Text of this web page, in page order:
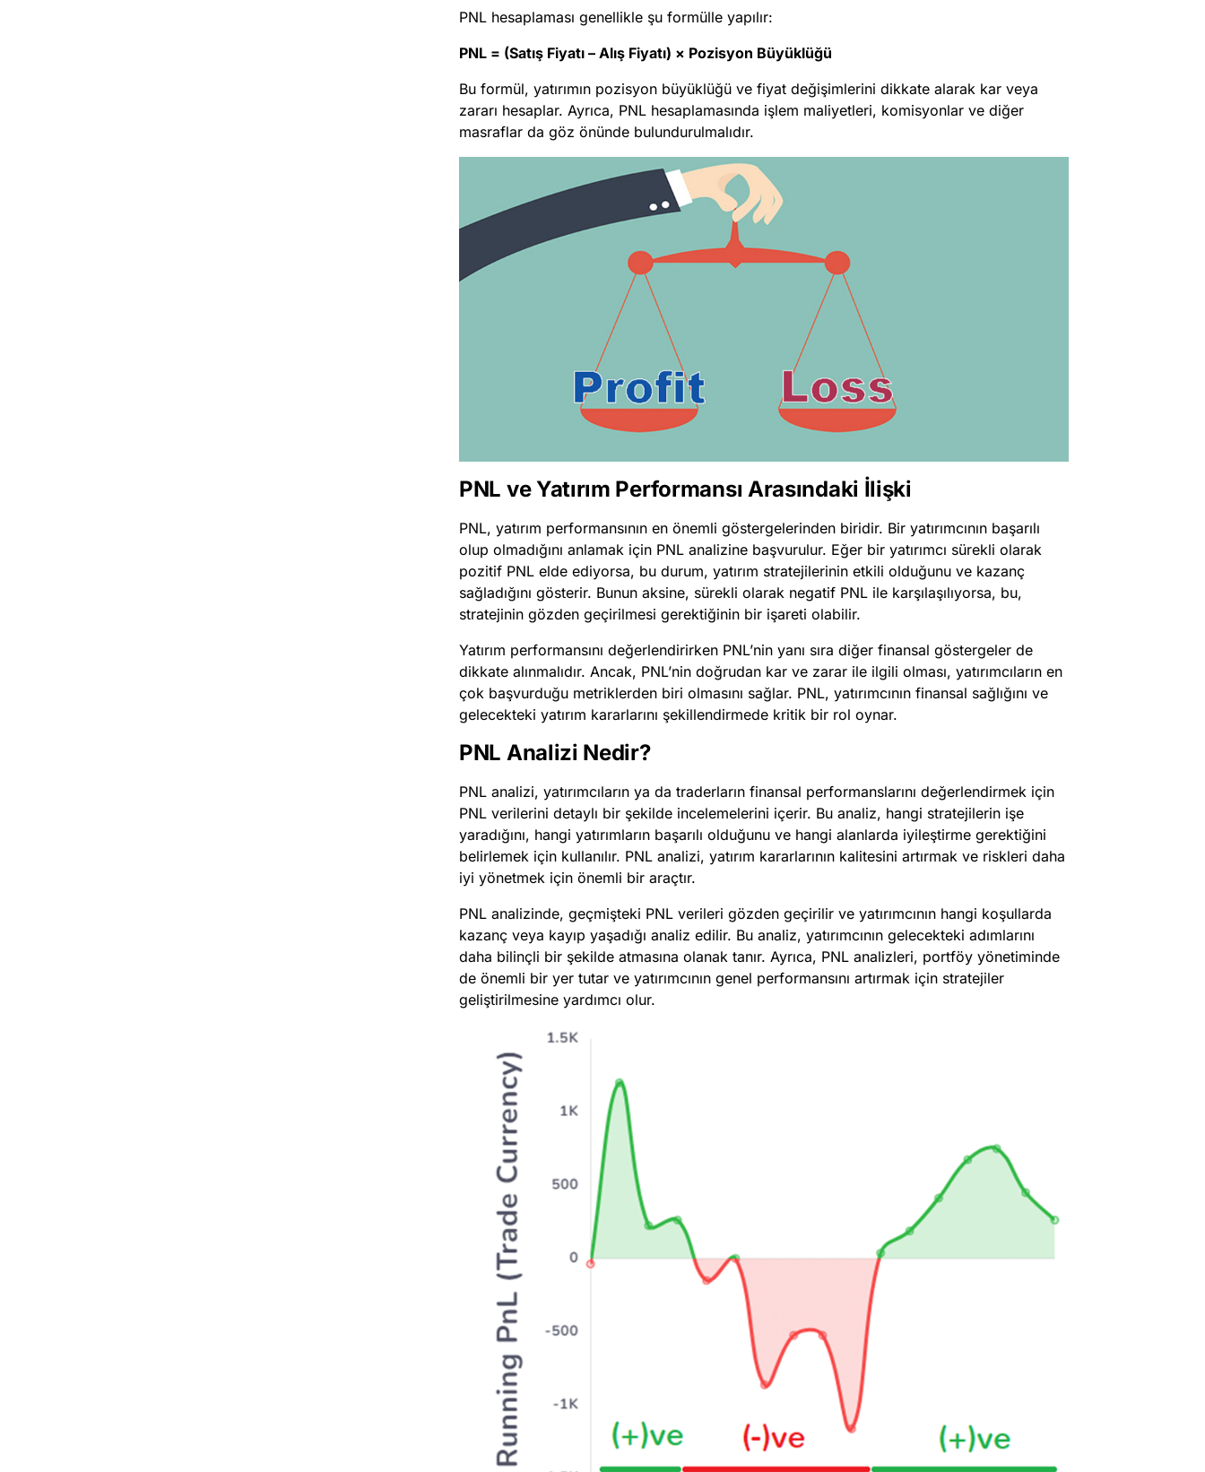
PNL hesaplaması genellikle şu formülle yapılır:
PNL = (Satış Fiyatı – Alış Fiyatı) × Pozisyon Büyüklüğü
Bu formül, yatırımın pozisyon büyüklüğü ve fiyat değişimlerini dikkate alarak kar veya
zararı hesaplar. Ayrıca, PNL hesaplamasında işlem maliyetleri, komisyonlar ve diğer
masraflar da göz önünde bulundurulmalıdır.
PNL ve Yatırım Performansı Arasındaki İlişki
PNL, yatırım performansının en önemli göstergelerinden biridir. Bir yatırımcının başarılı
olup olmadığını anlamak için PNL analizine başvurulur. Eğer bir yatırımcı sürekli olarak
pozitif PNL elde ediyorsa, bu durum, yatırım stratejilerinin etkili olduğunu ve kazanç
sağladığını gösterir. Bunun aksine, sürekli olarak negatif PNL ile karşılaşılıyorsa, bu,
stratejinin gözden geçirilmesi gerektiğinin bir işareti olabilir.
Yatırım performansını değerlendirirken PNL’nin yanı sıra diğer finansal göstergeler de
dikkate alınmalıdır. Ancak, PNL’nin doğrudan kar ve zarar ile ilgili olması, yatırımcıların en
çok başvurduğu metriklerden biri olmasını sağlar. PNL, yatırımcının finansal sağlığını ve
gelecekteki yatırım kararlarını şekillendirmede kritik bir rol oynar.
PNL Analizi Nedir?
PNL analizi, yatırımcıların ya da traderların finansal performanslarını değerlendirmek için
PNL verilerini detaylı bir şekilde incelemelerini içerir. Bu analiz, hangi stratejilerin işe
yaradığını, hangi yatırımların başarılı olduğunu ve hangi alanlarda iyileştirme gerektiğini
belirlemek için kullanılır. PNL analizi, yatırım kararlarının kalitesini artırmak ve riskleri daha
iyi yönetmek için önemli bir araçtır.
PNL analizinde, geçmişteki PNL verileri gözden geçirilir ve yatırımcının hangi koşullarda
kazanç veya kayıp yaşadığı analiz edilir. Bu analiz, yatırımcının gelecekteki adımlarını
daha bilinçli bir şekilde atmasına olanak tanır. Ayrıca, PNL analizleri, portföy yönetiminde
de önemli bir yer tutar ve yatırımcının genel performansını artırmak için stratejiler
geliştirilmesine yardımcı olur.